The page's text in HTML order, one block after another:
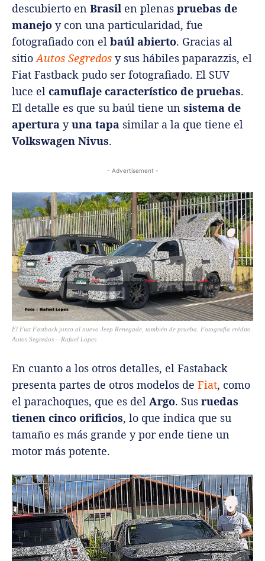
descubierto en Brasil en plenas pruebas de
manejo y con una particularidad, fue
fotografiado con el baúl abierto. Gracias al
sitioAutos Segredos y sus hábiles paparazzis, el
Fiat Fastback pudo ser fotografiado. El SUV
luce el camuflaje característico de pruebas.
El detalle es que su baúl tiene un sistema de
apertura yuna tapa similar a la que tiene el
Volkswagen Nivus.
- Advertisement -
El Fiat Fastback junto al nuevo Jeep Renegade, también de prueba. Fotografía crédito
Autos Segredos – Rafael Lopes
En cuanto a los otros detalles, el Fastaback
presenta partes de otros modelos de Fiat, como
el parachoques, que es del Argo. Sus ruedas
tienen cinco orificios, lo que indica que su
tamaño es más grande y por ende tiene un
motor más potente.